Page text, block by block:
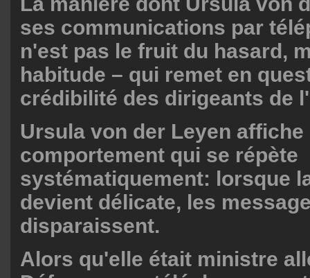
ses communications par
n'est pas le fruit du hasard,
habitude – qui remet en
crédibilité des dirigeants de
Ursula von der Leyen affiche
comportement qui se répète
systématiquement: lorsque
devient délicate, les
disparaissent.
Alors qu'elle était ministre